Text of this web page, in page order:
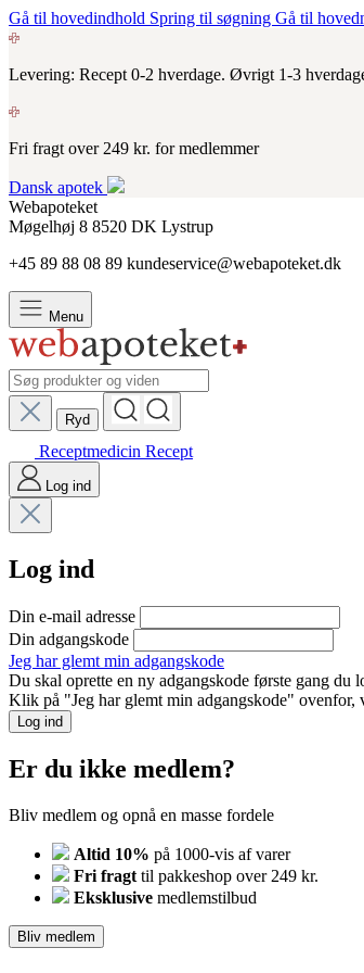
Gå til hovedindhold Spring til søgning Gå til
Levering: Recept 0-2 hverdage. Øvrigt 1-3
Fri fragt over 249 kr. for medlemmer
Dansk apotek
Webapoteket
Møgelhøj 8 8520 DK Lystrup
+45 89 88 08 89 kundeservice@webapoteket.dk
Menu
Ryd
Receptmedicin Recept
Log ind
Log ind
Din e-mail adresse
Din adgangskode
Jeg har glemt min adgangskode
Du skal oprette en ny adgangskode første gang du
Klik på "Jeg har glemt min adgangskode" ovenfor,
Log ind
Er du ikke medlem?
Bliv medlem og opnå en masse fordele
Altid 10% på 1000-vis af varer
Fri fragt til pakkeshop over 249 kr.
Eksklusive medlemstilbud
Bliv medlem